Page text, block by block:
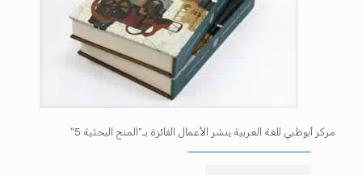
مركز أبوظبي للغة العربية ينشر الأعمال الفائزة بـ”المنح البحثية 5″